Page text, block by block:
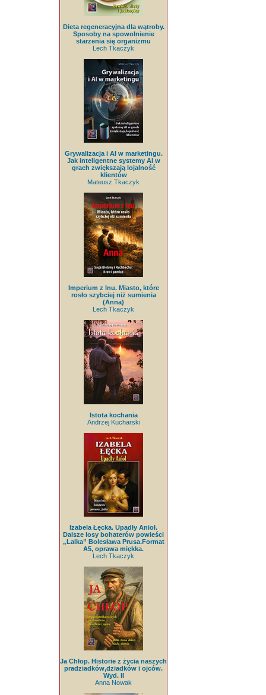
Dieta regeneracyjna dla wątroby.
Sposoby na spowolnienie
starzenia się organizmu
Lech Tkaczyk
Grywalizacja i AI w marketingu.
Jak inteligentne systemy AI w
grach zwiększają lojalność
klientów
Mateusz Tkaczyk
Imperium z lnu. Miasto, które
rosło szybciej niż sumienia
(Anna)
Lech Tkaczyk
Istota kochania
Andrzej Kucharski
Izabela Łęcka. Upadły Anioł.
Dalsze losy bohaterów powieści
„Lalka” Bolesława Prusa.Format
A5, oprawa miękka.
Lech Tkaczyk
Ja Chłop. Historie z życia naszych
pradziadków,dziadków i ojców.
Wyd. II
Anna Nowak